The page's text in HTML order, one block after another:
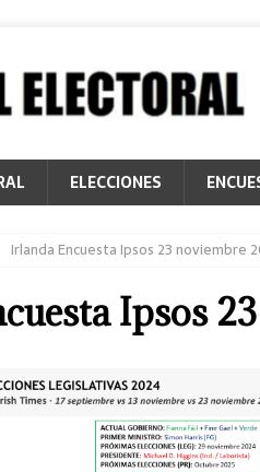
ELECCIONES
Irlanda Encuesta Ipsos 23 noviembre
Ipsos